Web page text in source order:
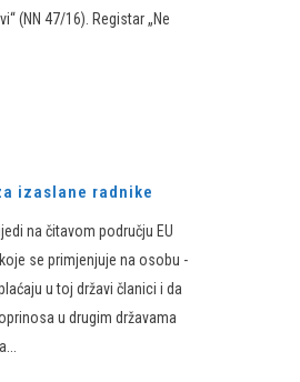
(NN 47/16). Registar „Ne
izaslane radnike
na čitavom području EU
se primjenjuje na osobu -
u toj državi članici i da
u drugim državama